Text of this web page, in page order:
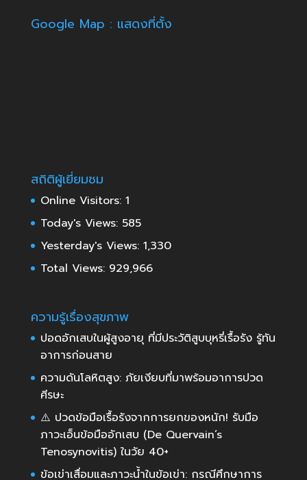
Google Map : แสดงที่ตั้ง
สถิติผู้เยี่ยมชม
Online Visitors: 1
Today's Views: 585
Yesterday's Views: 1,330
Total Views: 929,966
ความรู้เรื่องสุขภาพ
ปอดอักเสบในผู้สูงอายุ ที่มีประวัติสูบบุหรี่เรื้อรัง รู้ทัน
อาการก่อนสาย
ความดันโลหิตสูง: ภัยเงียบที่มาพร้อมอาการปวด
ศีรษะ
⚠️ ปวดข้อมือเรื้อรังจากการยกของหนัก! รับมือ
ภาวะเอ็นข้อมืออักเสบ (De Quervain’s
Tenosynovitis) ในวัย 40+
ข้อเข่าเสื่อมและภาวะน้ำในข้อเข่า: กรณีศึกษาการ